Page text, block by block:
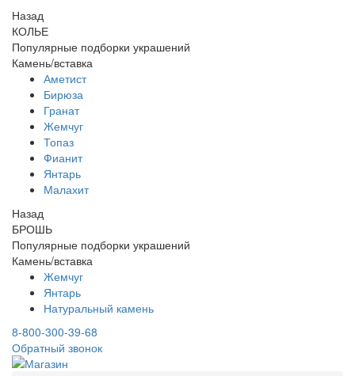
Назад
КОЛЬЕ
Популярные подборки украшений
Камень/вставка
Аметист
Бирюза
Гранат
Жемчуг
Топаз
Фианит
Янтарь
Малахит
Назад
БРОШЬ
Популярные подборки украшений
Камень/вставка
Жемчуг
Янтарь
Натуральный камень
8-800-300-39-68
Обратный звонок